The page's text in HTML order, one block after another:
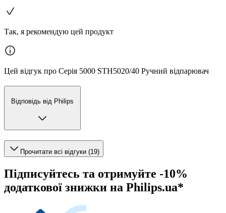
Так, я рекомендую цей продукт
Цей відгук про Серія 5000 STH5020/40 Ручний відпарювач
Відповідь від Philips
Прочитати всі відгуки (19)
Підписуйтесь та отримуйте -10%
додаткової знижки на Philips.ua*